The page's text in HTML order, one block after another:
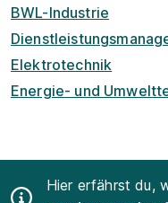
BWL-Industrie
Elektrotechnik
Energie- und
Hier erfährst du,